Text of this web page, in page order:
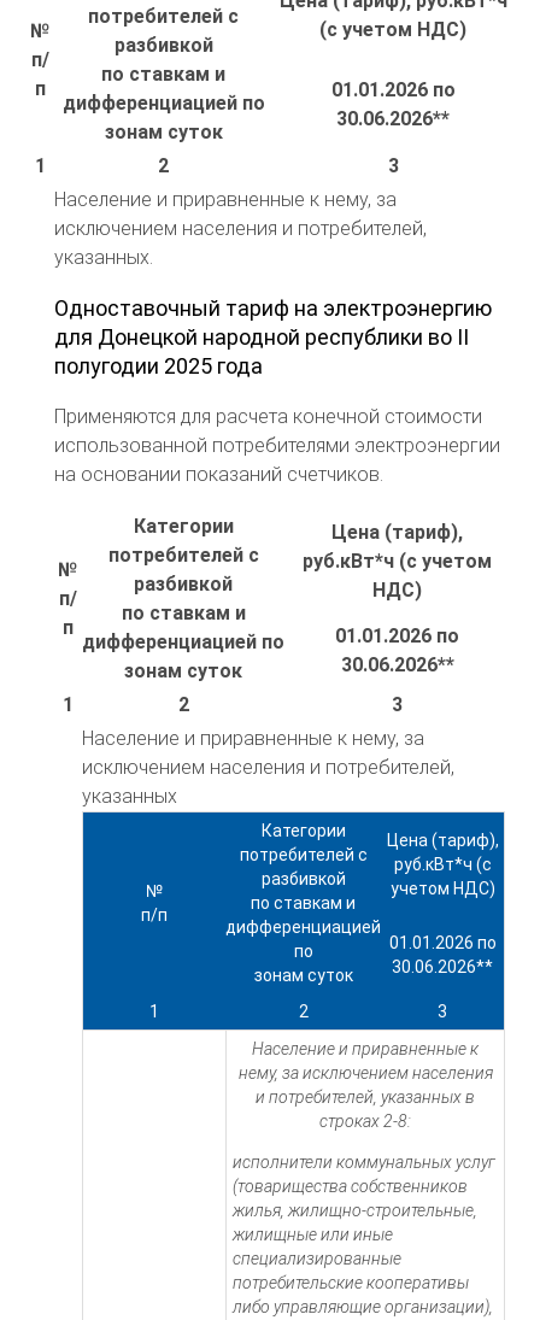
№
п/
п
потребителей с
разбивкой
по ставкам и
дифференциацией по
зонам суток
(с учетом НДС)
01.01.2026 по
30.06.2026**
1 2
3
Население и приравненные к нему, за
исключением населения и потребителей,
указанных.
Одноставочный тариф на электроэнергию
для Донецкой народной республики во II
полугодии 2025 года
Применяются для расчета конечной стоимости
использованной потребителями электроэнергии
на основании показаний счетчиков.
№
п/
п
Категории
потребителей с
разбивкой
по ставкам и
дифференциацией по
зонам суток
Цена (тариф),
руб.кВт*ч (с учетом
НДС)
01.01.2026 по
30.06.2026**
1
2
3
Население и приравненные к нему, за
исключением населения и потребителей,
указанных
№
п/п
Категории
потребителей с
разбивкой
по ставкам и
дифференциацией
по
зонам суток
Цена (тариф),
руб.кВт*ч (с
учетом НДС)
01.01.2026 по
30.06.2026**
1 2 3
Население и приравненные к
нему, за исключением населения
и потребителей, указанных в
строках 2-8:
исполнители коммунальных услуг
(товарищества собственников
жилья, жилищно-строительные,
жилищные или иные
специализированные
потребительские кооперативы
либо управляющие организации),